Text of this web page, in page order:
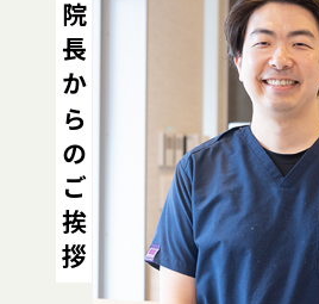
院長からのご挨拶